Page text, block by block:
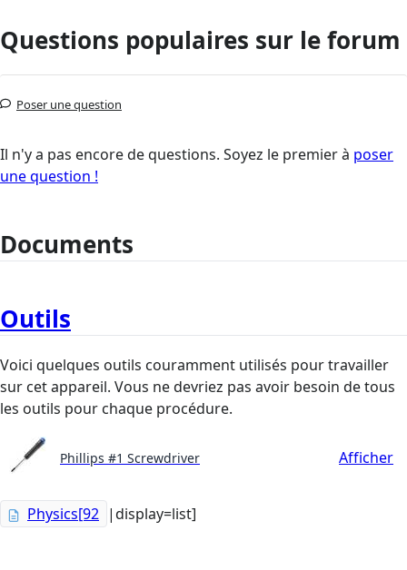
Questions populaires sur le forum
Poser une question
Il n'y a pas encore de questions. Soyez le premier à poser
une question !
Documents
Outils
Voici quelques outils couramment utilisés pour travailler
sur cet appareil. Vous ne devriez pas avoir besoin de tous
les outils pour chaque procédure.
Phillips #1 Screwdriver Afficher
Physics[92 |display=list]